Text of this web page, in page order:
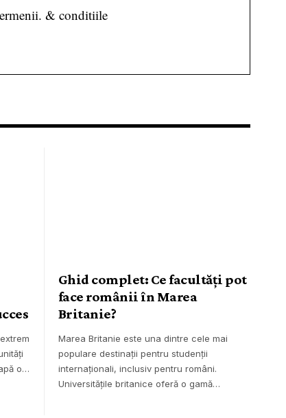
& conditiile
o…
Ghid complet: Ce facultăți pot
face românii în Marea
Britanie?
Marea Britanie este una dintre cele mai
populare destinații pentru studenții
internaționali, inclusiv pentru români.
Universitățile britanice oferă o gamă…